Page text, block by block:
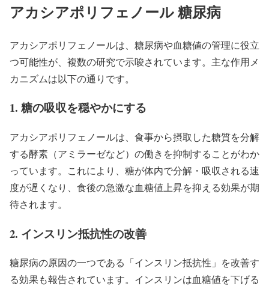
アカシアポリフェノール 糖尿病
アカシアポリフェノールは、糖尿病や血糖値の管理に役立
つ可能性が、複数の研究で示唆されています。主な作用メ
カニズムは以下の通りです。
1. 糖の吸収を穏やかにする
アカシアポリフェノールは、食事から摂取した糖質を分解
する酵素（アミラーゼなど）の働きを抑制することがわか
っています。これにより、糖が体内で分解・吸収される速
度が遅くなり、食後の急激な血糖値上昇を抑える効果が期
待されます。
2. インスリン抵抗性の改善
糖尿病の原因の一つである「インスリン抵抗性」を改善す
る効果も報告されています。インスリンは血糖値を下げる